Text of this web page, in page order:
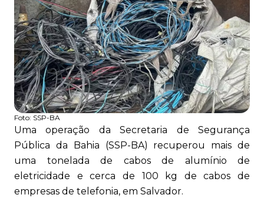
Foto: SSP-BA
Uma operação da Secretaria de Segurança
Pública da Bahia (SSP-BA) recuperou mais de
uma tonelada de cabos de alumínio de
eletricidade e cerca de 100 kg de cabos de
empresas de telefonia, em Salvador.